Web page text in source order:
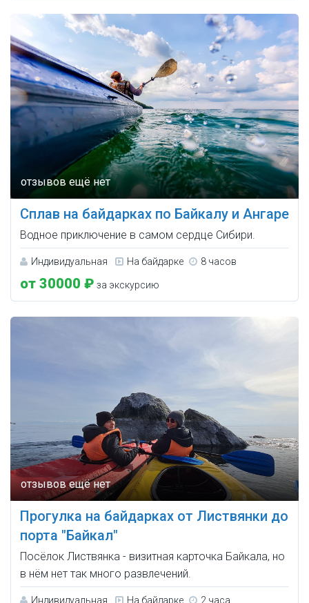
Сплав на байдарках по Байкалу и Ангаре
Водное приключение в самом сердце Сибири.
Индивидуальная На байдарке 8 часов
от 30000 ₽ за экскурсию
Прогулка на байдарках от Листвянки до
порта "Байкал"
Посёлок Листвянка - визитная карточка Байкала, но
в нём нет так много развлечений.
Индивидуальная На байдарке 2 часа